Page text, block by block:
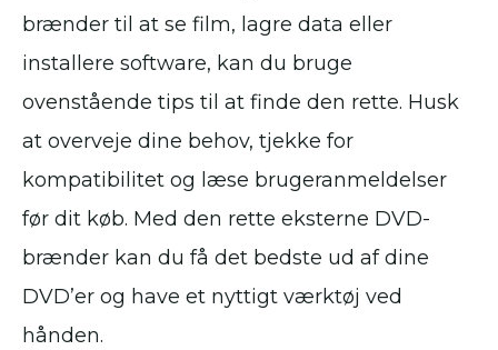
brænder til at se film, lagre data eller
installere software, kan du bruge
ovenstående tips til at finde den rette. Husk
at overveje dine behov, tjekke for
kompatibilitet og læse brugeranmeldelser
før dit køb. Med den rette eksterne DVD-
brænder kan du få det bedste ud af dine
DVD’er og have et nyttigt værktøj ved
hånden.